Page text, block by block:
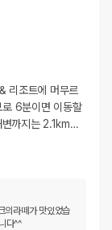
리조트에 머무르
로 6분이면 이동할
까지는 2.1km…
의라떼가 맛있었습
다^^